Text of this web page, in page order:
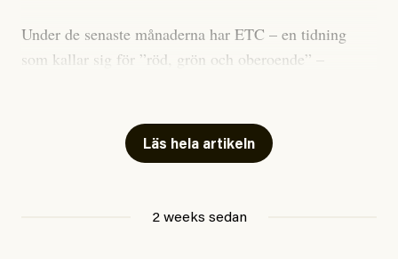
Under de senaste månaderna har ETC – en tidning
som kallar sig för ”röd, grön och oberoende” –
skriver för? Vad betyder det att vara en ”röd, grön och
oberoende” tidning? Och vad är egentligen bra
Läs hela artikeln
2 weeks sedan